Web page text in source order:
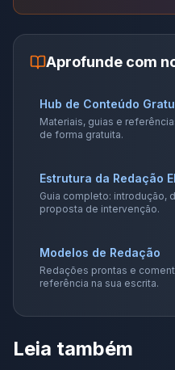
Aprofunde com
Hub de Conteúdo
Materiais, guias e
de forma gratuita.
Estrutura da Redação
Guia completo: introdução,
proposta de intervenção.
Modelos de Redação
Redações prontas e
referência na sua escrita.
Leia também